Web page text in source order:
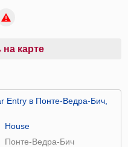
на карте
Entry в Понте-Ведра-Бич,
House
Понте-Ведра-Бич